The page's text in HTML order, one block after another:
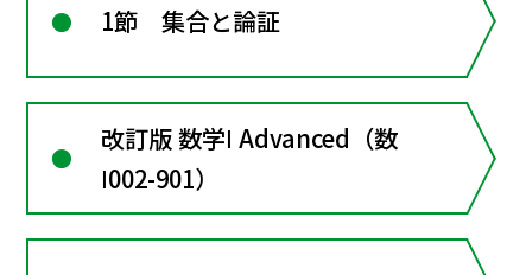
1節 集合と論証
改訂版 数学Ⅰ Advanced（数
Ⅰ002-901）